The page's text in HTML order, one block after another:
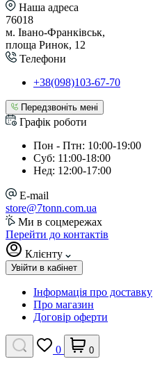
Наша адреса
76018
м. Івано-Франківськ,
площа Ринок, 12
Телефони
+38(098)103-67-70
Передзвоніть мені
Графік роботи
Пон - Птн: 10:00-19:00
Суб: 11:00-18:00
Нед: 12:00-17:00
E-mail
store@7tonn.com.ua
Ми в соцмережах
Перейти до контактів
Клієнту
Увійти в кабінет
Інформація про доставку
Про магазин
Договір оферти
0 0